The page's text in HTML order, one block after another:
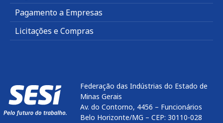
Pagamento a Empresas
Licitações e Compras
Federação das Indústrias do Estado de
Minas Gerais
Av. do Contorno, 4456 – Funcionários
Belo Horizonte/MG – CEP: 30110-028